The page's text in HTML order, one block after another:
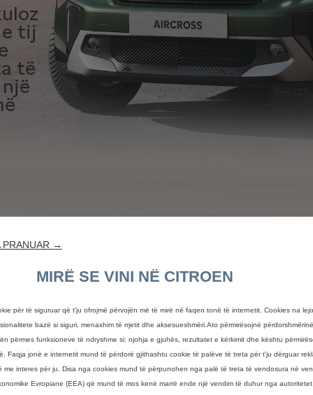
tij
të
PRANUAR →
MIRË SE VINI NË CITROEN
për të siguruar që t'ju ofrojmë përvojën më të mirë në faqen tonë të internetit. Cookies na
bazë si siguri, menaxhim të rrjetit dhe aksesueshmëri.Ato përmirësojnë përdorshmërinë
përmes funksioneve të ndryshme si: njohja e gjuhës, rezultatet e kërkimit dhe kështu
Faqja jonë e internetit mund të përdorë gjithashtu cookie të palëve të treta për t'ju dërguar
me interes për ju. Disa nga cookies mund të përpunohen nga palë të treta të vendosura në
Evropiane (EEA) që mund të mos kenë marrë ende një vendim të duhur nga autoritetet